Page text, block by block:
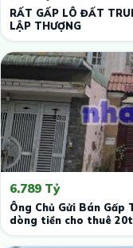
RẤT GẤP LÔ ĐẤT
LẬP THƯỢNG
6.789 Tỷ
Ông Chủ Gửi Bán Gấp
dòng tiền cho thuê